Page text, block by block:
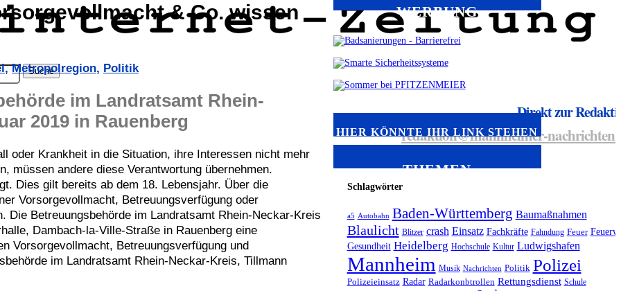
Direkt zur
redaktion@mannheimer-
& Co. wissen
,Metropolregion, Politik
im Landratsamt Rhein-
2019 in Rauenberg
oder Krankheit in die Situation, ihre Interessen nicht mehr
müssen andere diese Verantwortung übernehmen.
Dies gilt bereits ab dem 18. Lebensjahr. Über die
Vorsorgevollmacht, Betreuungsverfügung oder
Betreuungsbehörde im Landratsamt Rhein-Neckar-Kreis
Dambach-la-Ville-Straße in Rauenberg eine
Vorsorgevollmacht, Betreuungsverfügung und
im Landratsamt Rhein-Neckar-Kreis, Tillmann
WERBUNG
HIER KÖNNTE IHR LINK STEHEN
THEMEN
Schlagwörter
a5 Autobahn Baden-Württemberg Baumaßnahmen
Blaulicht Blitzer crash Einsatz Fachkräfte Fahndung Feuer
Gesundheit Heidelberg Hochschule Kultur Ludwigshafen
Mannheim Musik Nachrichten Politik Polizei
Polizeieinsatz Radar Radarkonbtrollen Rettungsdienst Schule